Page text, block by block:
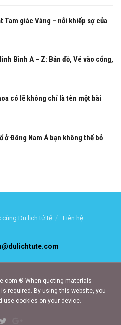
Tam giác Vàng – nỗi khiếp sợ của
Bình A – Z: Bản đồ, Vé vào cổng,
có lẽ không chỉ là tên một bài
ở Đông Nam Á bạn không thể bỏ
cùng Du lịch tử tế Liên hệ
® When quoting materials
required. By using this website, you
use cookies on your device.